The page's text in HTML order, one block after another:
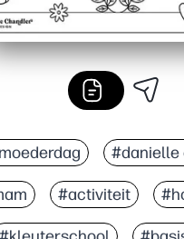
#danielle
#activiteit